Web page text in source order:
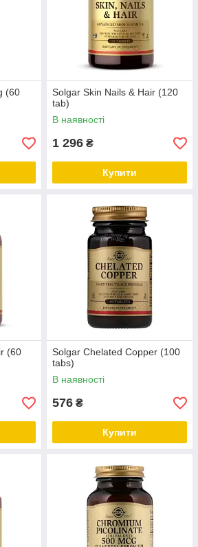
(60
Solgar Skin Nails & Hair (120
tab)
В наявності
1 296 ₴
Купити
(60
Solgar Chelated Copper (100
tabs)
В наявності
576 ₴
Купити